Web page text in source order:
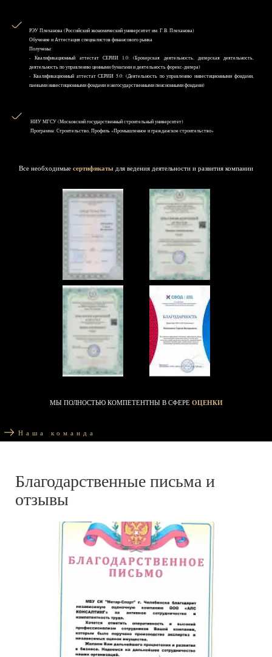
РЭУ Плеханова (Российский экономический университет им. Г.В. Плеханова)
Обучение и Аттестация специалистов финансового рынка
Получены:
- Квалификационный аттестат СЕРИИ 1.0: (Брокерская деятельность, дилерская деятельность,
деятельность по управлению ценными бумагами и деятельность форекс-дилера)
- Квалификационный аттестат СЕРИИ 5.0: (Деятельность по управлению инвестиционными фондами,
паевыми инвестиционными фондами и негосударственными пенсионными фондами)
НИУ MГСУ (Московский государственный строительный университет)
Программа: Строительство, Профиль «Промышленное и гражданское строительство»
Все необходимые сертификаты для ведения деятельности и развития компании
МЫ ПОЛНОСТЬЮ КОМПЕТЕНТНЫ В СФЕРЕ ОЦЕНКИ
Наша команда
Благодарственные письма и
отзывы